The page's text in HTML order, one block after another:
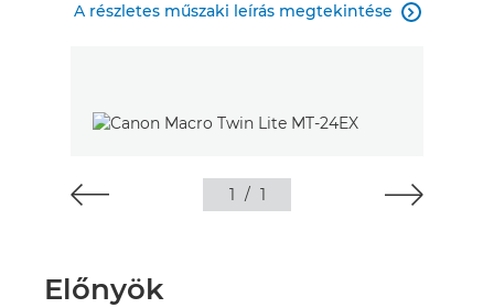
A részletes műszaki leírás megtekintése 
1 / 1
Előnyök